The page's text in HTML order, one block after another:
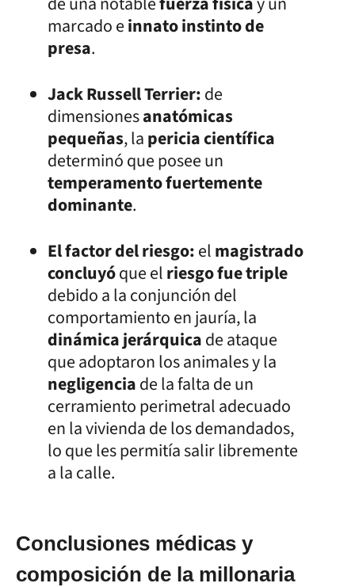
marcado einnato instinto de
presa.
Jack Russell Terrier:de
dimensionesanatómicas
pequeñas, lapericia científica
determinó que posee un
temperamento fuertemente
dominante.
El factor del riesgo:elmagistrado
concluyóque elriesgo fue triple
debido a la conjunción del
comportamiento en jauría, la
dinámica jerárquicade ataque
que adoptaron los animales y la
negligenciade la falta de un
cerramiento perimetral adecuado
en la vivienda de los demandados,
lo que les permitía salir libremente
a la calle.
Conclusiones médicas y
composición de la millonaria